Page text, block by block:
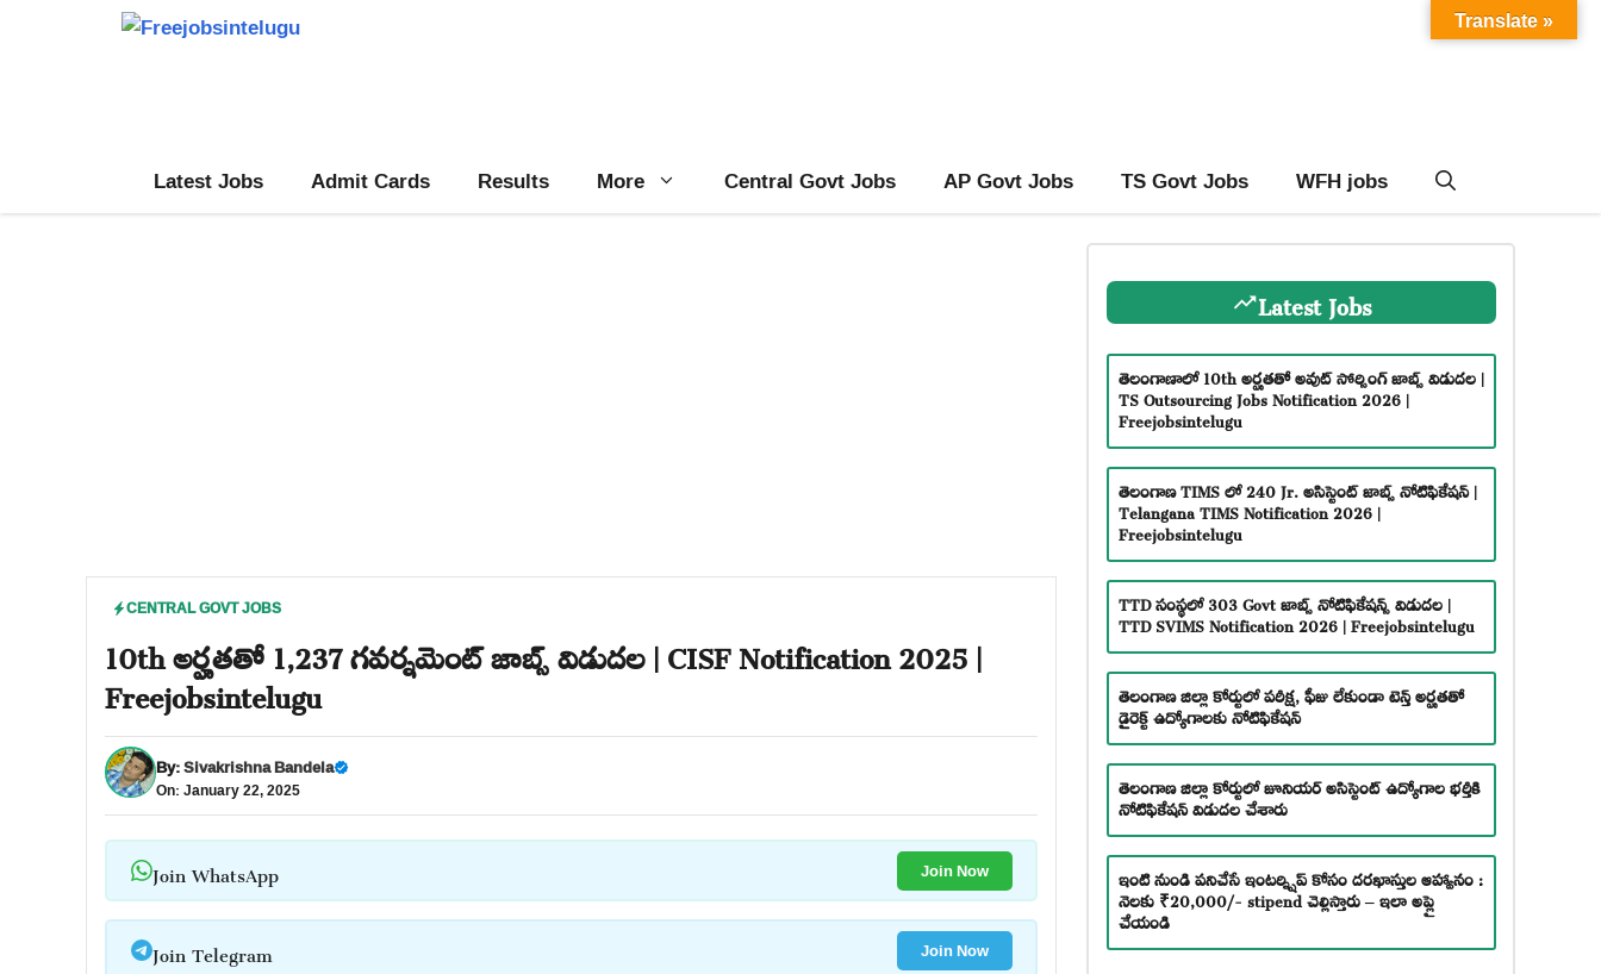
Latest Jobs Admit Cards Results More Central Govt Jobs AP Govt Jobs TS Govt Jobs WFH jobs
CENTRAL GOVT JOBS
10th అర్హతతో 1,237 గవర్నమెంట్ జాబ్స్ విడుదల | CISF Notification 2025 |
Freejobsintelugu
By:Sivakrishna Bandela
On: January 22, 2025
Join WhatsApp Join Now
Join Telegram Join Now
Latest Jobs
తెలంగాణాలో 10th అర్హతతో అవుట్ సోర్సింగ్ జాబ్స్ విడుదల |
TS Outsourcing Jobs Notification 2026 |
Freejobsintelugu
తెలంగాణ TIMS లో 240 Jr. అసిస్టెంట్ జాబ్స్ నోటిఫికేషన్ |
Telangana TIMS Notification 2026 |
Freejobsintelugu
TTD సంస్థలో 303 Govt జాబ్స్ నోటిఫికేషన్స్ విడుదల |
TTD SVIMS Notification 2026 | Freejobsintelugu
తెలంగాణ జిల్లా కోర్టులో పరీక్ష, ఫీజు లేకుండా టెన్త్ అర్హతతో
డైరెక్ట్ ఉద్యోగాలకు నోటిఫికేషన్
తెలంగాణ జిల్లా కోర్టులో జూనియర్ అసిస్టెంట్ ఉద్యోగాల భర్తీకి
నోటిఫికేషన్ విడుదల చేశారు
ఇంటి నుండి పనిచేసే ఇంటర్న్షిప్ కోసం దరఖాస్తుల ఆహ్వానం :
నెలకు ₹20,000/- stipend చెల్లిస్తారు – ఇలా అప్లై
చేయండి
Translate »